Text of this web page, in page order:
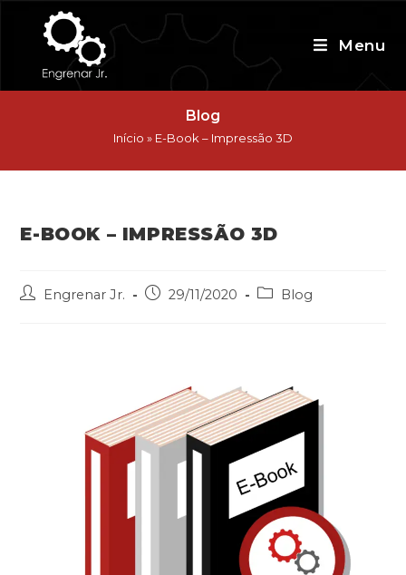
content
Menu
Blog
Início » E-Book – Impressão 3D
E-BOOK – IMPRESSÃO 3D
PostEngrenar Jr.
Post29/11/2020
PostBlog